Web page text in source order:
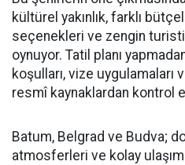
kültürel yakınlık, farklı
seçenekleri ve zengin
oynuyor. Tatil planı
koşulları, vize uygulamaları
resmî kaynaklardan kontrol
Batum, Belgrad ve Budva;
atmosferleri ve kolay